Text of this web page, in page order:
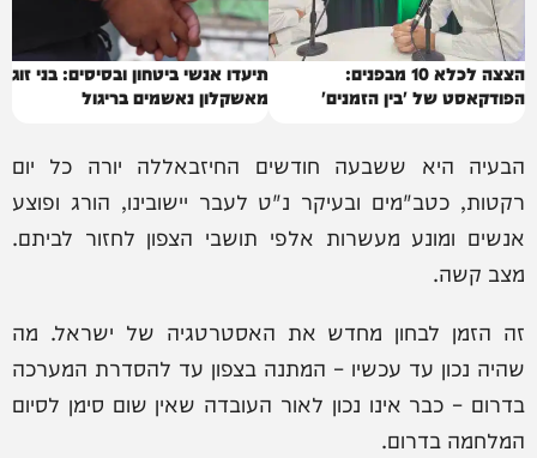
הצצה לכלא 10 מבפנים:
הפודקאסט של 'בין הזמנים'
תיעדו אנשי ביטחון ובסיסים: בני זוג
מאשקלון נאשמים בריגול
הבעיה היא ששבעה חודשים החיזבאללה יורה כל יום
רקטות, כטב"מים ובעיקר נ"ט לעבר יישובינו, הורג ופוצע
אנשים ומונע מעשרות אלפי תושבי הצפון לחזור לביתם.
מצב קשה.
זה הזמן לבחון מחדש את האסטרטגיה של ישראל. מה
שהיה נכון עד עכשיו – המתנה בצפון עד להסדרת המערכה
בדרום – כבר אינו נכון לאור העובדה שאין שום סימן לסיום
המלחמה בדרום.